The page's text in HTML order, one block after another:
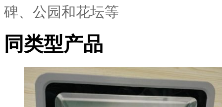
碑、公园和花坛等
同类型产品